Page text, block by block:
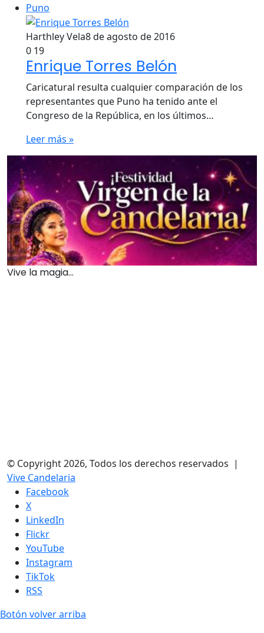
Puno
Harthley Vela8 de agosto de 2016
0 19
Enrique Torres Belón
Caricatural resulta cualquier comparación de los
representantes que Puno ha tenido ante el
Congreso de la República, en los últimos…
Leer más »
Vive la magia...
© Copyright 2026, Todos los derechos reservados |
Vive Candelaria
Facebook
X
LinkedIn
Flickr
YouTube
Instagram
TikTok
RSS
Botón volver arriba